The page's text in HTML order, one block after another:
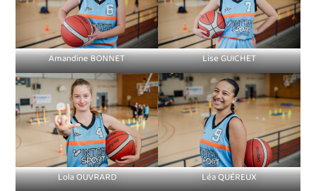
Amandine BONNET Lise GUICHET
Lola OUVRARD Léa QUÉREUX